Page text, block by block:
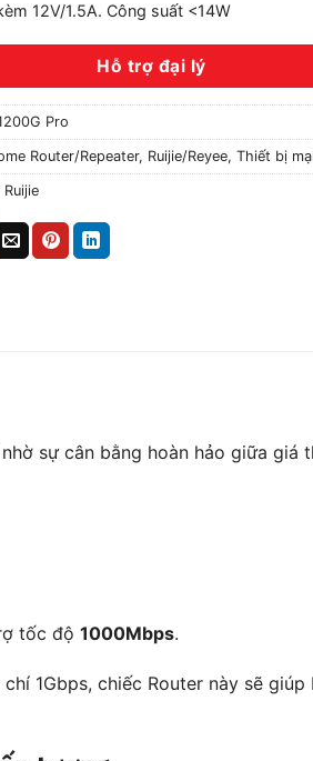
12V/1.5A. Công suất <14W
Hỗ trợ đại lý
Pro
Router/Repeater, Ruijie/Reyee, Thiết bị
Ruijie
sự cân bằng hoàn hảo giữa giá
tốc độ 1000Mbps.
1Gbps, chiếc Router này sẽ giúp